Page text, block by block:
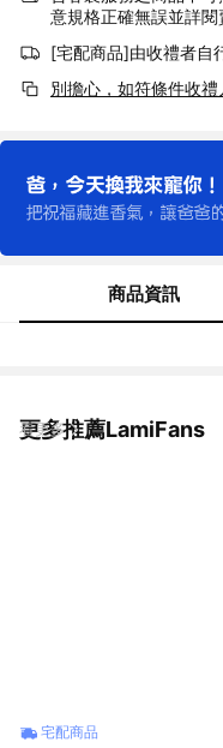
意規格正確無誤並詳閱
[宅配商品]由收禮者自
別擔心，如符條件收
商品資訊
更多推薦LamiFans
看更多
宅配商品